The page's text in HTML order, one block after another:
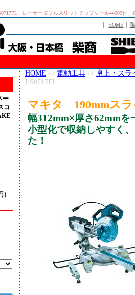
、レーザーダブルスリットチップソーA-44909
｜HOME ｜
ー
コ
）
HOME -> 電動工具 -> 卓上・スラ
LS0717FL
マキタ 190mmス
幅312mm×厚さ62mm
小型化で収納しやすく
た！